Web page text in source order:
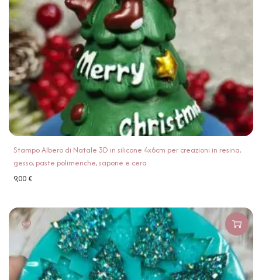
Stampo Albero di Natale 3D in silicone 4x6cm per creazioni in resina,
gesso, paste polimeriche, sapone e cera
9,00€